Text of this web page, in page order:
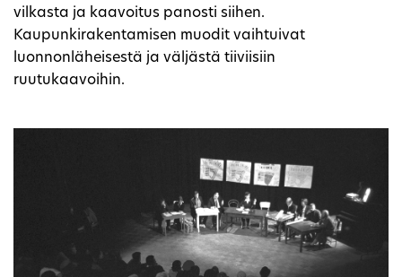
vilkasta ja kaavoitus panosti siihen.
Kaupunkirakentamisen muodit vaihtuivat
luonnonläheisestä ja väljästä tiiviisiin
ruutukaavoihin.